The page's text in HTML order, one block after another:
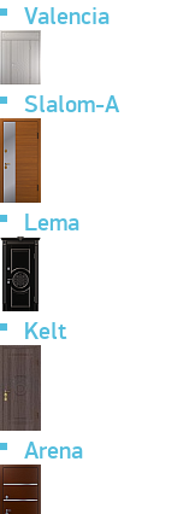
Valencia
Slalom-A
Lema
Kelt
Arena